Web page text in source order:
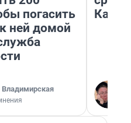
погасить
ней домой
Владимирская